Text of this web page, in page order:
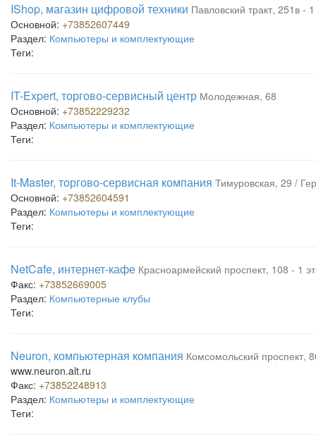
IShop, магазин цифровой техники Павловский тракт, 251в -
Основной: +73852607449
Раздел: Компьютеры и комплектующие
Теги:
IT-Expert, торгово-сервисный центр Молодежная, 68
Основной: +73852229232
Раздел: Компьютеры и комплектующие
Теги:
It-Master, торгово-сервисная компания Тимуровская, 29 /
Основной: +73852604591
Раздел: Компьютеры и комплектующие
Теги:
NetCafe, интернет-кафе Красноармейский проспект, 108 - 1
Факс: +73852669005
Раздел: Компьютерные клубы
Теги:
Neuron, компьютерная компания Комсомольский проспект,
www.neuron.alt.ru
Факс: +73852248913
Раздел: Компьютеры и комплектующие
Теги: